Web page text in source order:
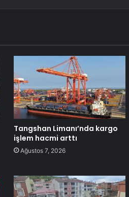
Tangshan Limanı’nda kargo
işlem hacmi arttı
Ağustos 7, 2026